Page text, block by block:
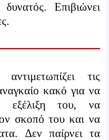
δυνατός. Επιβιώνει
τις
κακό για να
εξέλιξη του, να
σκοπό του και να
Δεν παίρνει τα